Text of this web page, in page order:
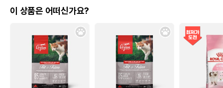
이 상품은 어떠신가요?